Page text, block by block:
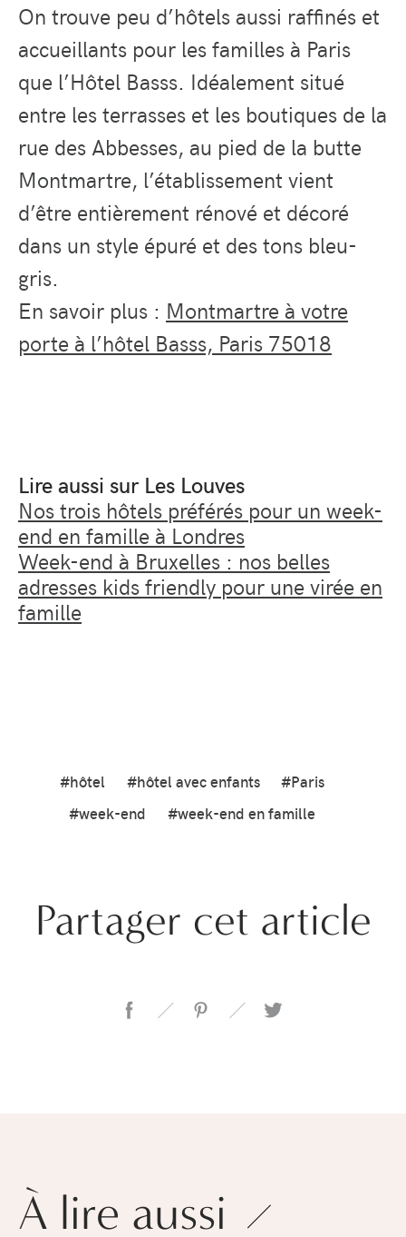
On trouve peu d’hôtels aussi raffinés et
accueillants pour les familles à Paris
que l’Hôtel Basss. Idéalement situé
entre les terrasses et les boutiques de la
rue des Abbesses, au pied de la butte
Montmartre, l’établissement vient
d’être entièrement rénové et décoré
dans un style épuré et des tons bleu-
gris.
En savoir plus : Montmartre à votre
porte à l’hôtel Basss, Paris 75018
Lire aussi sur Les Louves
Nos trois hôtels préférés pour un week-
end en famille à Londres
Week-end à Bruxelles : nos belles
adresses kids friendly pour une virée en
famille
#hôtel #hôtel avec enfants
#Paris
#week-end
#week-end en famille
Partager cet article
À lire aussi